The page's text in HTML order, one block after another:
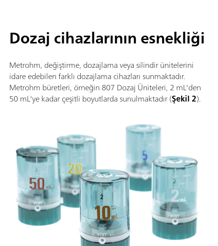
Dozaj cihazlarının esnekliği
Metrohm, değiştirme, dozajlama veya silindir ünitelerini
idare edebilen farklı dozajlama cihazları sunmaktadır.
Metrohm büretleri, örneğin 807 Dozaj Üniteleri, 2 mL'den
50 mL'ye kadar çeşitli boyutlarda sunulmaktadır (Şekil 2).